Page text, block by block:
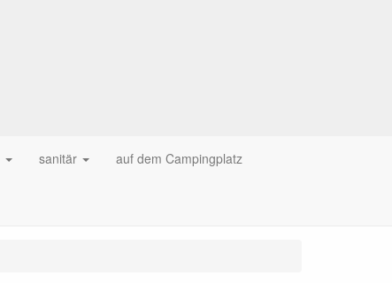
sanitär auf dem Campingplatz